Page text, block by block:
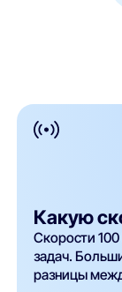
Какую
Скорости
задач.
разницы